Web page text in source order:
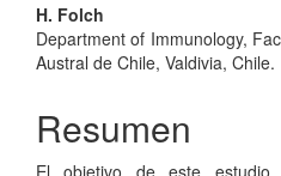
H. Folch
Department of Immunology,
Austral de Chile, Valdivia, Chile.
Resumen
El objetivo de este